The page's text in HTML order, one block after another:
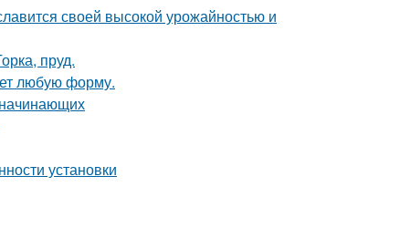
своей высокой урожайностью и
пруд.
любую форму.
установки